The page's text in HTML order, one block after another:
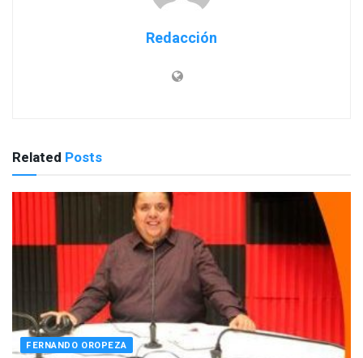
Redacción
Related Posts
FERNANDO OROPEZA